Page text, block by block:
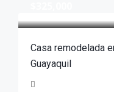
Casa remodelada
Guayaquil